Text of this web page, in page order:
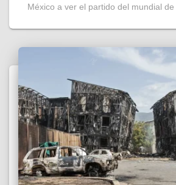
México a ver el partido del mundial de